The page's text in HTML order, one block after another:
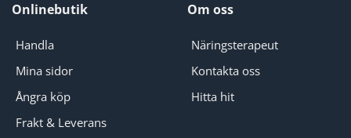
Onlinebutik
Handla
Mina sidor
Ångra köp
Frakt & Leverans
Om oss
Näringsterapeut
Kontakta oss
Hitta hit